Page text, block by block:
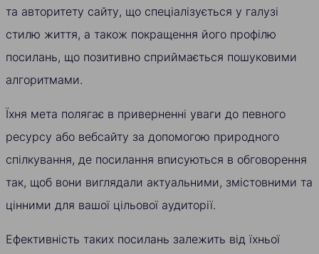
та авторитету сайту, що спеціалізується у галузі
стилю життя, а також покращення його профілю
посилань, що позитивно сприймається пошуковими
алгоритмами.
Їхня мета полягає в приверненні уваги до певного
ресурсу або вебсайту за допомогою природного
спілкування, де посилання вписуються в обговорення
так, щоб вони виглядали актуальними, змістовними та
цінними для вашої цільової аудиторії.
Ефективність таких посилань залежить від їхньої